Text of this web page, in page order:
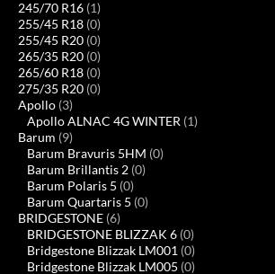
245/70 R16 (1)
255/45 R18 (0)
255/45 R20 (0)
265/35 R20 (0)
265/60 R18 (0)
275/35 R20 (0)
Apollo (3)
Apollo ALNAC 4G WINTER (1)
Barum (9)
Barum Bravuris 5HM (0)
Barum Brillantis 2 (0)
Barum Polaris 5 (0)
Barum Quartaris 5 (0)
BRIDGESTONE (6)
BRIDGESTONE BLIZZAK 6 (0)
Bridgestone Blizzak LM001 (0)
Bridgestone Blizzak LM005 (0)